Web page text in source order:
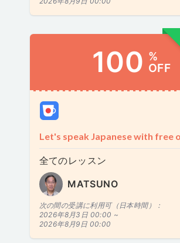
100 %
OFF
Let's speak Japanese with free
全てのレッスン
MATSUNO
次の間の受講に利用可（日本時間）：
2026年8月3日 00:00 ~
2026年8月9日 00:00